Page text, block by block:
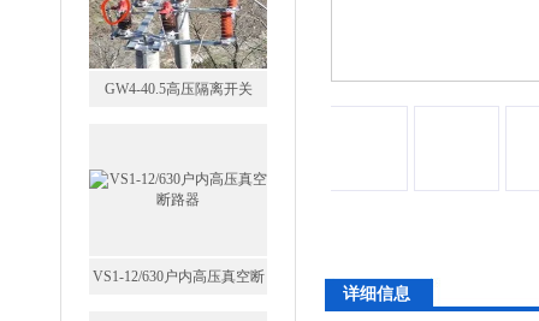
GW4-40.5高压隔离开关
VS1-12/630户内高压真空断
详细信息